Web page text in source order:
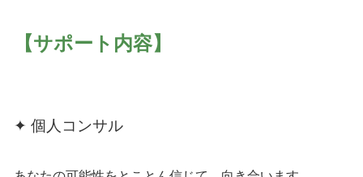
【サポート内容】
✦ 個人コンサル